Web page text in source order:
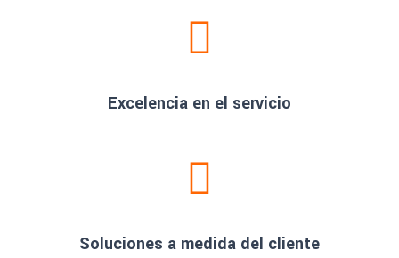
Excelencia en el servicio
Soluciones a medida del cliente